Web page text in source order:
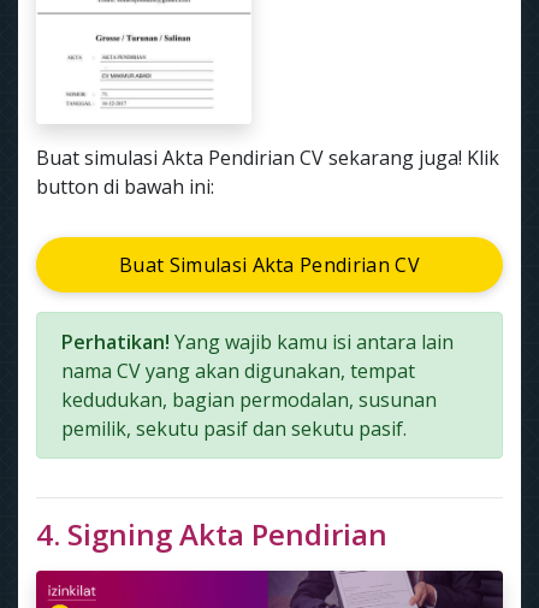
Buat simulasi Akta Pendirian CV sekarang juga! Klik
button di bawah ini:
Buat Simulasi Akta Pendirian CV
Perhatikan! Yang wajib kamu isi antara lain
nama CV yang akan digunakan, tempat
kedudukan, bagian permodalan, susunan
pemilik, sekutu pasif dan sekutu pasif.
4. Signing Akta Pendirian